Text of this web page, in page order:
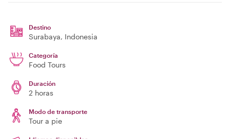
Destino
Surabaya, Indonesia
Categoría
Food Tours
Duración
2 horas
Modo de transporte
Tour a pie